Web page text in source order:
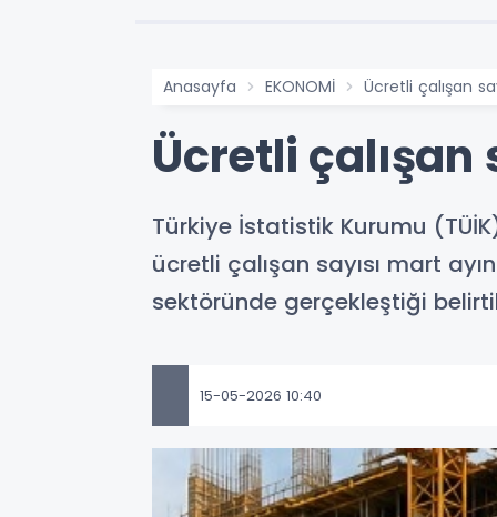
Anasayfa EKONOMİ Ücretli çalışan
Ücretli çalışan
Türkiye İstatistik Kurumu
ücretli çalışan sayısı mart
sektöründe gerçekleştiği
15-05-2026 10:40